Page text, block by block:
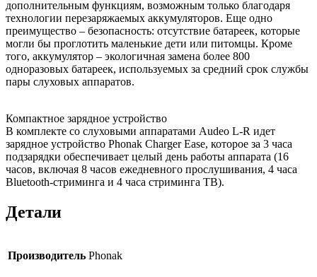
дополнительным функциям, возможным только благодаря
технологии перезаряжаемых аккумуляторов. Еще одно
преимущество – безопасность: отсутствие батареек, которые
могли бы проглотить маленькие дети или питомцы. Кроме
того, аккумулятор – экологичная замена более 800
одноразовых батареек, используемых за средний срок службы
пары слуховых аппаратов.
Компактное зарядное устройство
В комплекте со слуховыми аппаратами Audeo L-R идет
зарядное устройство Phonak Charger Ease, которое за 3 часа
подзарядки обеспечивает целый день работы аппарата (16
часов, включая 8 часов ежедневного прослушивания, 4 часа
Bluetooth-стриминга и 4 часа стриминга ТВ).
Детали
Производитель Phonak